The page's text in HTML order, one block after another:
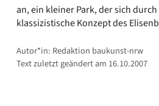
an, ein kleiner Park, der sich
klassizistische Konzept des
Autor*in: Redaktion baukunst-nrw
Text zuletzt geändert am 16.10.2007